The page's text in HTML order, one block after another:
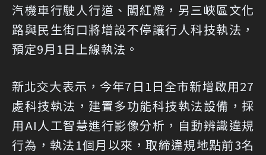
汽機車行駛人行道、闖紅燈，另三峽區文化
路與民生街口將增設不停讓行人科技執法，
預定9月1日上線執法。
新北交大表示，今年7日1日全市新增啟用27
處科技執法，建置多功能科技執法設備，採
用AI人工智慧進行影像分析，自動辨識違規
行為，執法1個月以來，取締違規地點前3名